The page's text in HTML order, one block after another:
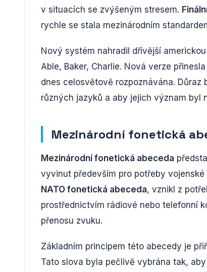
v situacích se zvýšeným stresem.
rychle se stala mezinárodním
Nový systém nahradil dřívější
Able, Baker, Charlie. Nová verze
dnes celosvětově rozpoznávána.
různých jazyků a aby jejich význam byl
Mezinárodní fonetická
Mezinárodní fonetická abeceda
vyvinut především pro potřeby
NATO fonetická abeceda, vznikl z
prostřednictvím rádiové nebo telefonní
přenosu zvuku.
Základním principem této abecedy je
Tato slova byla pečlivě vybrána tak,